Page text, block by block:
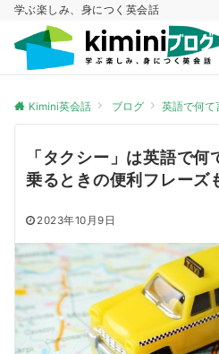
学ぶ楽しみ、身につく英会話
Kimini英会話 ブログ 英語で何て
「タクシー」は英語で
乗るときの便利フレーズ
2023年10月9日